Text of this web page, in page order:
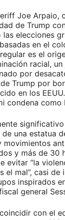
Joe Arpaio,
de Trump
elecciones
en el
es el
racial,
por
Trump por
en los
condena
una estatua
movimientos
y más de 30
evitar “la
el mal”, casi
inspirados
general
con el